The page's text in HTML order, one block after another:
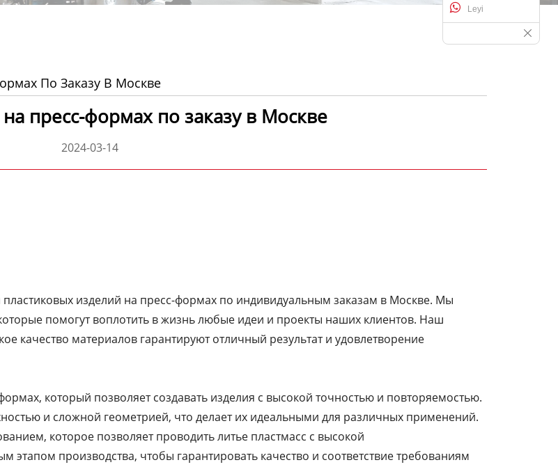
Leyi
По Заказу В Москве
пресс-формах по заказу в Москве
2024-03-14
изделий на пресс-формах по индивидуальным заказам в Москве. Мы
помогут воплотить в жизнь любые идеи и проекты наших клиентов. Наш
качество материалов гарантируют отличный результат и удовлетворение
который позволяет создавать изделия с высокой точностью и повторяемостью.
и сложной геометрией, что делает их идеальными для различных применений.
которое позволяет проводить литье пластмасс с высокой
производства, чтобы гарантировать качество и соответствие требованиям